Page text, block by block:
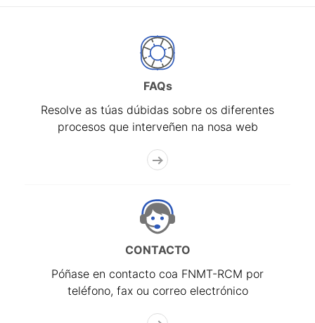
FAQs
Resolve as túas dúbidas sobre os diferentes
procesos que interveñen na nosa web
CONTACTO
Póñase en contacto coa FNMT-RCM por
teléfono, fax ou correo electrónico